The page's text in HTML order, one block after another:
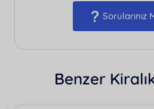
Sorularınız
Benzer